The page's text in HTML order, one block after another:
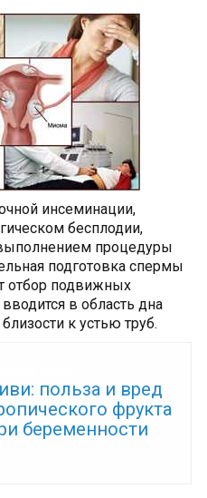
инсеминации,
бесплодии,
процедуры
подготовка спермы
отбор подвижных
в область дна
к устью труб.
польза и вред
фрукта
беременности